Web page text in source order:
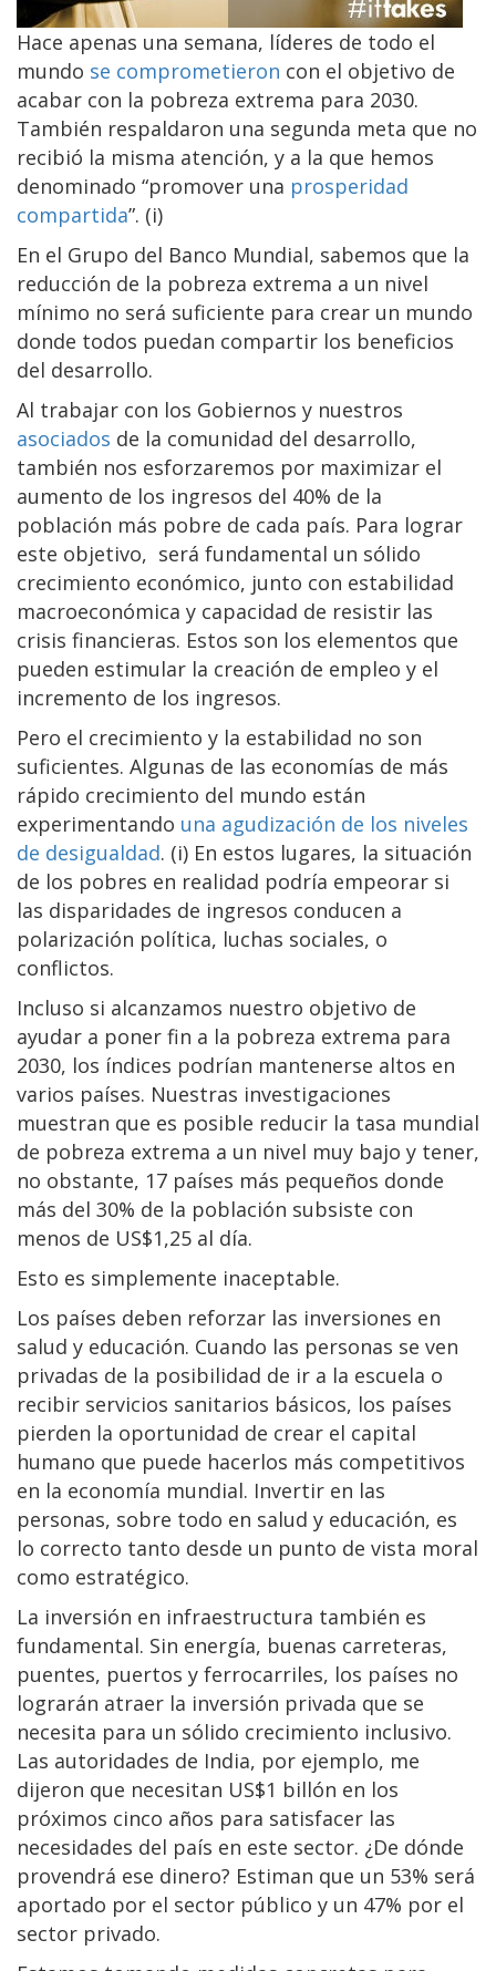
Hace apenas una semana, líderes de todo el
mundo se comprometieron con el objetivo de
acabar con la pobreza extrema para 2030.
También respaldaron una segunda meta que no
recibió la misma atención, y a la que hemos
denominado “promover una prosperidad
compartida”. (i)
En el Grupo del Banco Mundial, sabemos que la
reducción de la pobreza extrema a un nivel
mínimo no será suficiente para crear un mundo
donde todos puedan compartir los beneficios
del desarrollo.
Al trabajar con los Gobiernos y nuestros
asociados de la comunidad del desarrollo,
también nos esforzaremos por maximizar el
aumento de los ingresos del 40% de la
población más pobre de cada país. Para lograr
este objetivo, será fundamental un sólido
crecimiento económico, junto con estabilidad
macroeconómica y capacidad de resistir las
crisis financieras. Estos son los elementos que
pueden estimular la creación de empleo y el
incremento de los ingresos.
Pero el crecimiento y la estabilidad no son
suficientes. Algunas de las economías de más
rápido crecimiento del mundo están
experimentando una agudización de los niveles
de desigualdad. (i) En estos lugares, la situación
de los pobres en realidad podría empeorar si
las disparidades de ingresos conducen a
polarización política, luchas sociales, o
conflictos.
Incluso si alcanzamos nuestro objetivo de
ayudar a poner fin a la pobreza extrema para
2030, los índices podrían mantenerse altos en
varios países. Nuestras investigaciones
muestran que es posible reducir la tasa mundial
de pobreza extrema a un nivel muy bajo y tener,
no obstante, 17 países más pequeños donde
más del 30% de la población subsiste con
menos de US$1,25 al día.
Esto es simplemente inaceptable.
Los países deben reforzar las inversiones en
salud y educación. Cuando las personas se ven
privadas de la posibilidad de ir a la escuela o
recibir servicios sanitarios básicos, los países
pierden la oportunidad de crear el capital
humano que puede hacerlos más competitivos
en la economía mundial. Invertir en las
personas, sobre todo en salud y educación, es
lo correcto tanto desde un punto de vista moral
como estratégico.
La inversión en infraestructura también es
fundamental. Sin energía, buenas carreteras,
puentes, puertos y ferrocarriles, los países no
lograrán atraer la inversión privada que se
necesita para un sólido crecimiento inclusivo.
Las autoridades de India, por ejemplo, me
dijeron que necesitan US$1 billón en los
próximos cinco años para satisfacer las
necesidades del país en este sector. ¿De dónde
provendrá ese dinero? Estiman que un 53% será
aportado por el sector público y un 47% por el
sector privado.